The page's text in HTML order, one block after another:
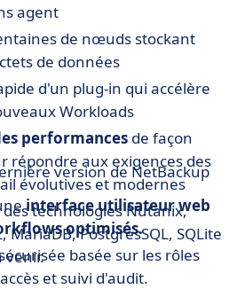
agent
de nœuds stockant
de données
d'un plug-in qui accélère
Workloads
performances de façon
répondre aux exigences des
évolutives et modernes
technologies Nutanix,
MariaDB, PostgresSQL, SQLite
venir.
version de NetBackup
interface utilisateur web
optimisés.
basée sur les rôles
et suivi d'audit.